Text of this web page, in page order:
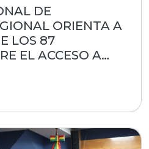
DE
ORIENTA A
LOS 87
EL ACCESO A